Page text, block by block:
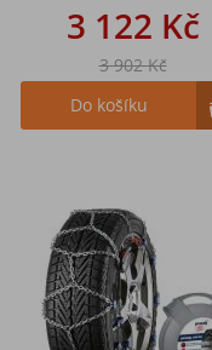
3 122 Kč
3 902 Kč
Do košíku